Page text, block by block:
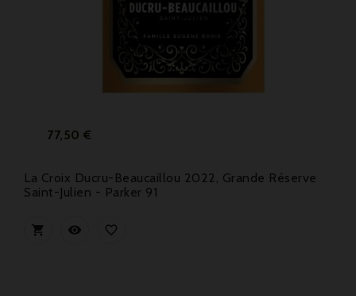
Prix
77,50 €
La Croix Ducru-Beaucaillou 2022, Grande Réserve
Saint-Julien - Parker 91
  